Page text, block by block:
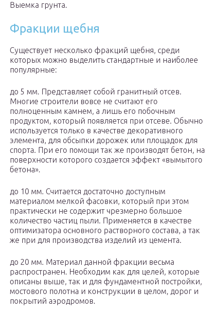
Выемка грунта.
Фракции щебня
Существует несколько фракций щебня, среди
которых можно выделить стандартные и наиболее
популярные:
до 5 мм. Представляет собой гранитный отсев.
Многие строители вовсе не считают его
полноценным камнем, а лишь его побочным
продуктом, который появляется при отсеве. Обычно
используется только в качестве декоративного
элемента, для обсыпки дорожек или площадок для
спорта. При его помощи так же производят бетон, на
поверхности которого создается эффект «вымытого
бетона».
до 10 мм. Считается достаточно доступным
материалом мелкой фасовки, который при этом
практически не содержит чрезмерно большое
количество частиц пыли. Применяется в качестве
оптимизатора основного растворного состава, а так
же при для производства изделий из цемента.
до 20 мм. Материал данной фракции весьма
распространен. Необходим как для целей, которые
описаны выше, так и для фундаментной постройки,
мостового полотна и конструкции в целом, дорог и
покрытий аэродромов.